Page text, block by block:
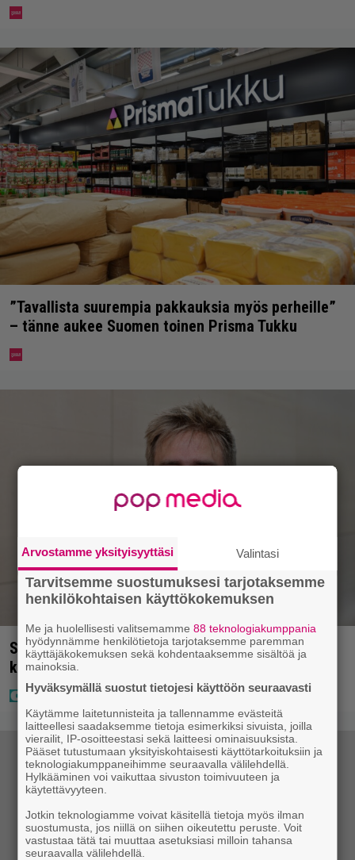
”Tavallista suurempia pakkauksia myös perheille”
– tänne aukee Suomen toinen Prisma Tukku
Seiska: Joel Harkimo ja Kastanja Rauhala – Joel
kertoo nyt kaiken
Arvostamme yksityisyyttäsi Valintasi
Tarvitsemme suostumuksesi tarjotaksemme
henkilökohtaisen käyttökokemuksen
Me ja huolellisesti valitsemamme88 teknologiakumppania
hyödynnämme henkilötietoja tarjotaksemme paremman
käyttäjäkokemuksen sekä kohdentaaksemme sisältöä ja
mainoksia.
Hyväksymällä suostut tietojesi käyttöön seuraavasti
Käytämme laitetunnisteita ja tallennamme evästeitä
laitteellesi saadaksemme tietoja esimerkiksi sivuista, joilla
vierailit, IP-osoitteestasi sekä laitteesi ominaisuuksista.
Pääset tutustumaan yksityiskohtaisesti käyttötarkoituksiin ja
teknologiakumppaneihimme seuraavalla välilehdellä.
Hylkääminen voi vaikuttaa sivuston toimivuuteen ja
käytettävyyteen.
Jotkin teknologiamme voivat käsitellä tietoja myös ilman
suostumusta, jos niillä on siihen oikeutettu peruste. Voit
vastustaa tätä tai muuttaa asetuksiasi milloin tahansa
seuraavalla välilehdellä.